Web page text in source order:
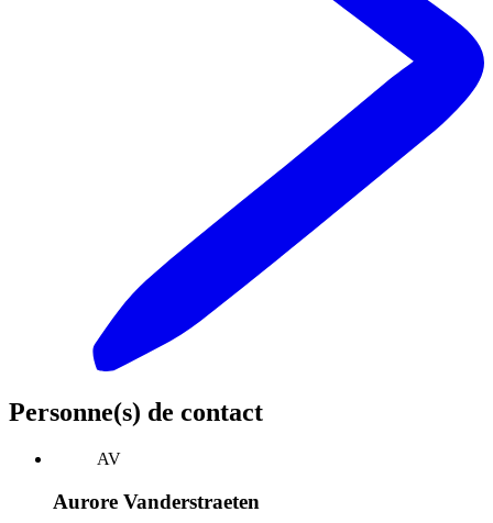
Personne(s) de contact
AV
Aurore Vanderstraeten